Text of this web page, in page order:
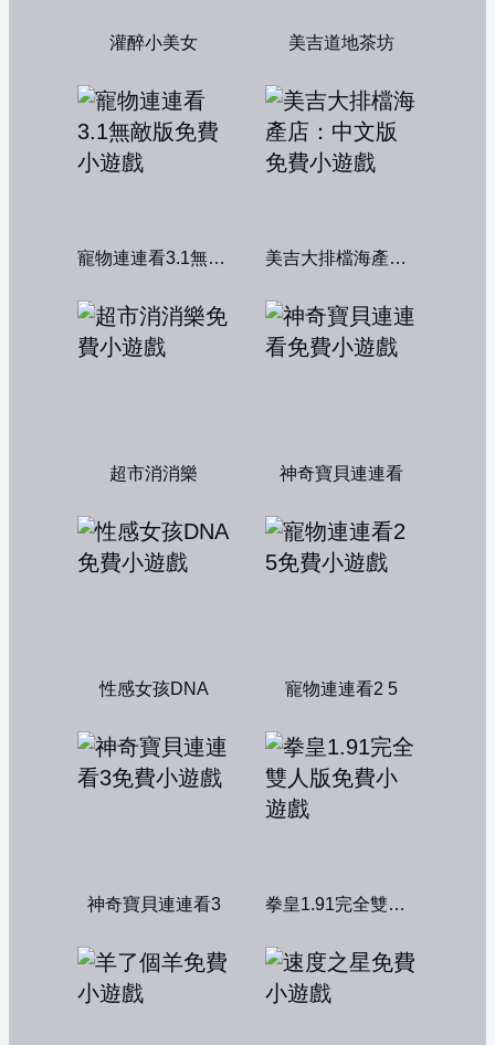
灌醉小美女 美吉道地茶坊
寵物連連看3.1無敵版 美吉大排檔海產店：中文版
超市消消樂 神奇寶貝連連看
性感女孩DNA 寵物連連看2 5
神奇寶貝連連看3 拳皇1.91完全雙人版